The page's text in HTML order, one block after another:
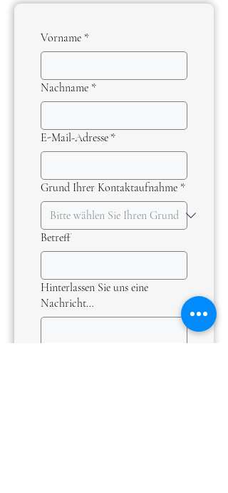
Vorname *
Nachname *
E-Mail-Adresse *
Grund Ihrer Kontaktaufnahme *
Betreff
Hinterlassen Sie uns eine
Nachricht…